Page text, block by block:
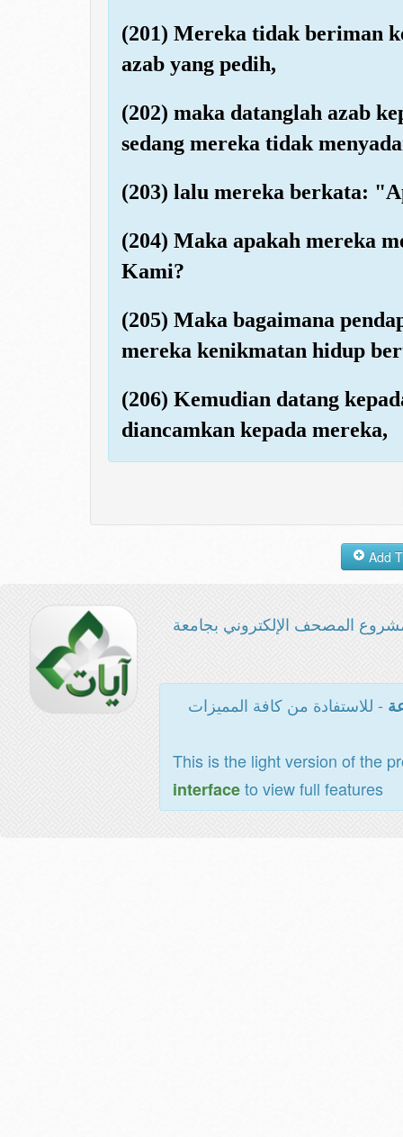
(201) Mereka tidak beriman
azab yang pedih,
(202) maka datanglah azab
sedang mereka tidak
(203) lalu mereka berkata:
(204) Maka apakah mereka
Kami?
(205) Maka bagaimana
mereka kenikmatan hidup
(206) Kemudian datang
diancamkan kepada mereka,
المصحف الإلكتروني بجامعة
- للاستفادة من كافة المميزات
This is the light version of the
interfaceto view full features